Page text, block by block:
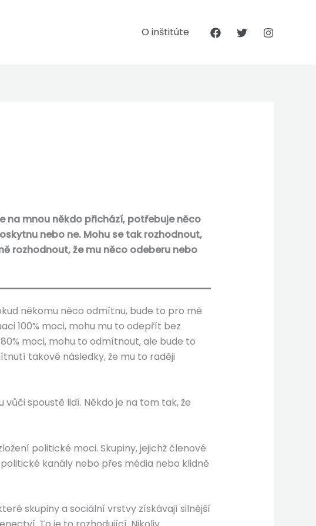
O inštitúte
na mnou někdo přichází, potřebuje něco
nebo ne. Mohu se tak rozhodnout,
rozhodnout, že mu něco odeberu nebo
někomu něco odmítnu, bude to pro mě
100% moci, mohu mu to odepřít bez
moci, mohu to odmítnout, ale bude to
takové následky, že mu to raději
spoustě lidí. Někdo je na tom tak, že
politické moci. Skupiny, jejichž členové
kanály nebo přes média nebo klidně
skupiny a sociální vrstvy získávají silnější